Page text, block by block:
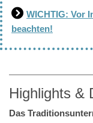
WICHTIG: Vor
beachten!
Highlights &
Das